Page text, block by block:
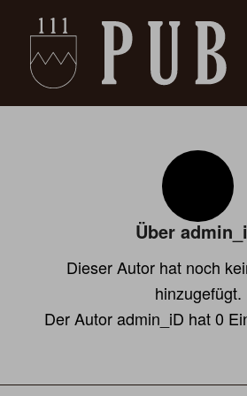
Über
Dieser Autor hat noch
hinzugefügt.
Der Autoradmin_iD hat 0